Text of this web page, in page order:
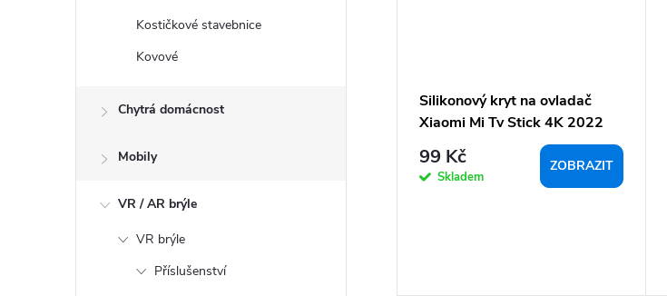
Kostičkové stavebnice
Kovové
Chytrá domácnost
Mobily
VR / AR brýle
VR brýle
Příslušenství
Silikonový kryt na ovladač
Xiaomi Mi Tv Stick 4K 2022
99 Kč
Skladem
ZOBRAZIT